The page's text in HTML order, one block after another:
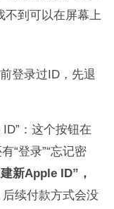
不到可以在屏幕上
登录过ID，先退
：这个按钮在
“登录”“忘记密
新Apple ID”，
后续付款方式会没